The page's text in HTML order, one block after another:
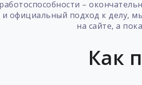
–
и официальный подход к делу,
на сайте, а
Как